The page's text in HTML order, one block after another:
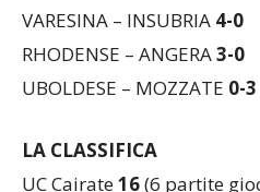
RHODENSE – ANGERA 3-0
UBOLDESE – MOZZATE0-3
UC Cairate16(6 partite
Olimpia Calcio14(6)